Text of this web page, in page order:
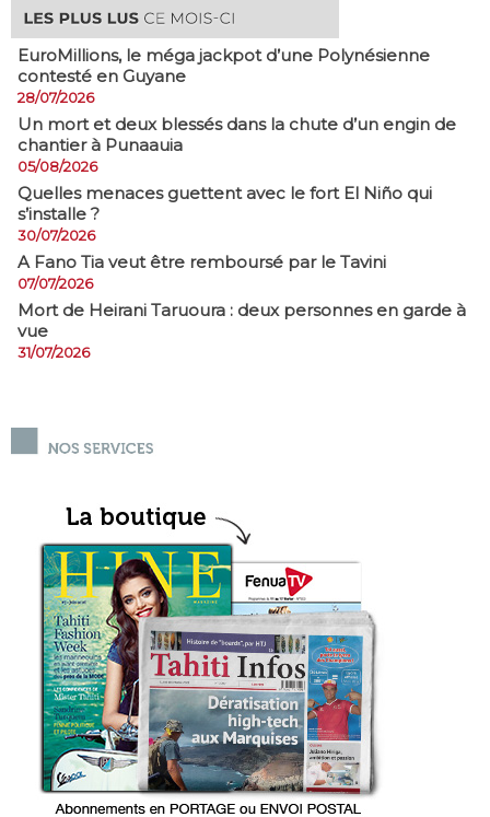
EuroMillions, ​le méga jackpot d’une Polynésienne
contesté en Guyane
28/07/2026
​Un mort et deux blessés dans la chute d’un engin de
chantier à Punaauia
05/08/2026
Quelles menaces guettent avec le fort El Niño qui
s’installe ?
30/07/2026
A Fano Tia veut être remboursé par le Tavini
07/07/2026
Mort de Heirani Taruoura : deux personnes en garde à
vue
31/07/2026